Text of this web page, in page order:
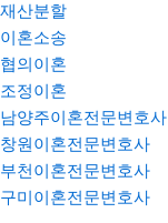
재산분할
이혼소송
협의이혼
조정이혼
남양주이혼전문변호사
창원이혼전문변호사
부천이혼전문변호사
구미이혼전문변호사